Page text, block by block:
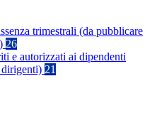
trimestrali (da pubblicare
26
e autorizzati ai dipendenti
21